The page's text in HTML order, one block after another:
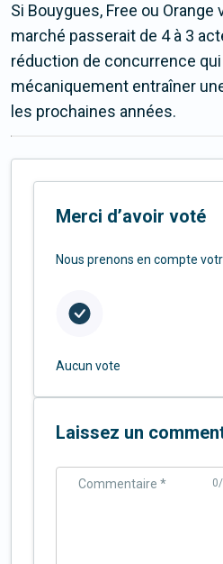
Si Bouygues, Free ou Orange
marché passerait de 4 à 3
réduction de concurrence
mécaniquement entraîner
les prochaines années.
Merci d’avoir voté
Nous prenons en compte
Aucun vote
Laissez un
Commentaire * 0